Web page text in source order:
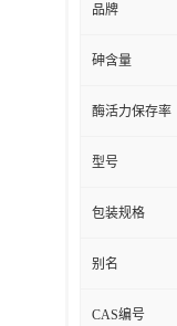
品牌
砷含量
酶活力保存率
型号
包装规格
别名
CAS编号